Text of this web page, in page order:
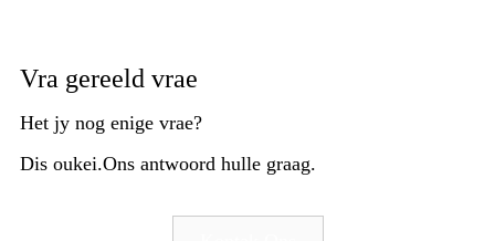
Vra gereeld vrae
Het jy nog enige vrae?
Dis oukei.Ons antwoord hulle graag.